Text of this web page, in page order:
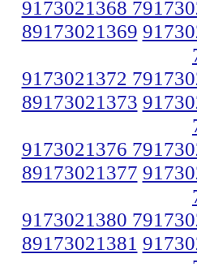
9173021368
89173021369
9173021372
89173021373
9173021376
89173021377
9173021380
89173021381